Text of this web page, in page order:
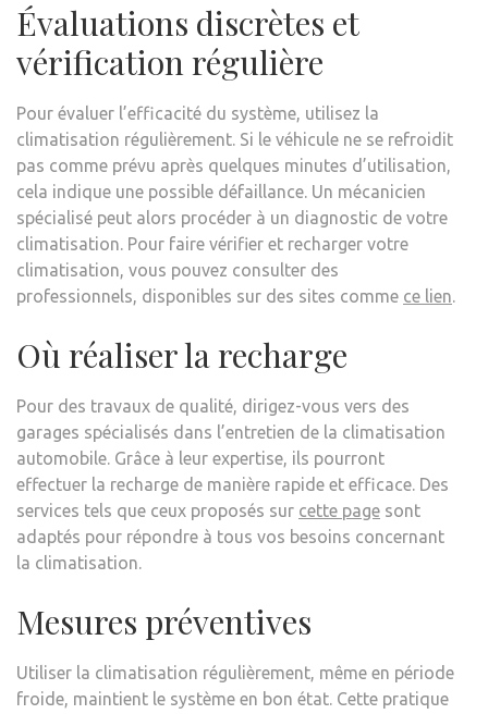
Évaluations discrètes et
vérification régulière
Pour évaluer l’efficacité du système, utilisez la
climatisation régulièrement. Si le véhicule ne se refroidit
pas comme prévu après quelques minutes d’utilisation,
cela indique une possible défaillance. Un mécanicien
spécialisé peut alors procéder à un diagnostic de votre
climatisation. Pour faire vérifier et recharger votre
climatisation, vous pouvez consulter des
professionnels, disponibles sur des sites comme ce lien.
Où réaliser la recharge
Pour des travaux de qualité, dirigez-vous vers des
garages spécialisés dans l’entretien de la climatisation
automobile. Grâce à leur expertise, ils pourront
effectuer la recharge de manière rapide et efficace. Des
services tels que ceux proposés sur cette page sont
adaptés pour répondre à tous vos besoins concernant
la climatisation.
Mesures préventives
Utiliser la climatisation régulièrement, même en période
froide, maintient le système en bon état. Cette pratique